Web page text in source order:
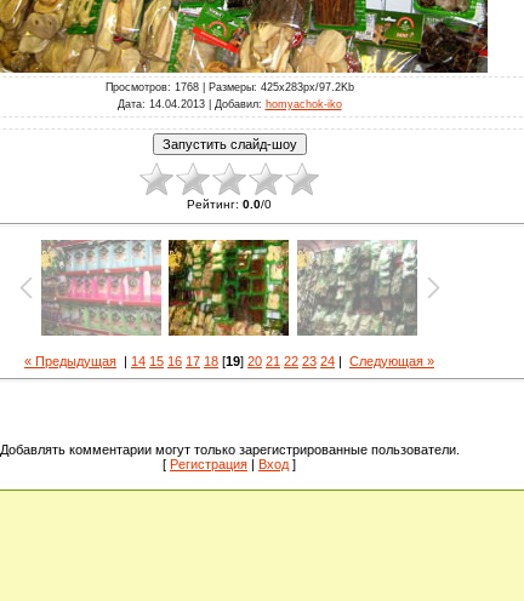
Просмотров: 1768 | Размеры: 425x283px/97.2Kb
Дата: 14.04.2013 | Добавил: homyachok-iko
Рейтинг: 0.0/0
« Предыдущая | 14 15 16 17 18 [19] 20 21 22 23 24 | Следующая »
Добавлять комментарии могут только зарегистрированные пользователи.
[ Регистрация Вход ]